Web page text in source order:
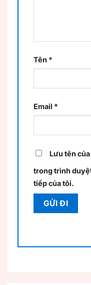
Tên *
Email *
Lưu tên
trong trình
tiếp của tôi.